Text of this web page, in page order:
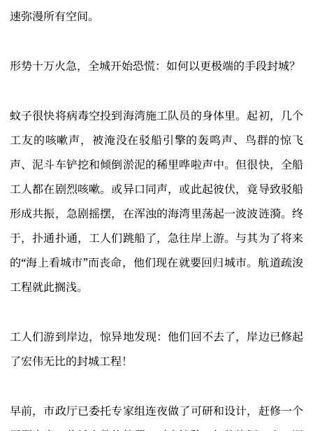
速弥漫所有空间。
形势十万火急，全城开始恐慌：如何以更极端的手段封城？
蚊子很快将病毒空投到海湾施工队员的身体里。起初，几个
工友的咳嗽声，被淹没在驳船引擎的轰鸣声、鸟群的惊飞
声、泥斗车铲挖和倾倒淤泥的稀里哗啦声中。但很快，全船
工人都在剧烈咳嗽。或异口同声，或此起彼伏，竟导致驳船
形成共振，急剧摇摆，在浑浊的海湾里荡起一波波涟漪。终
于，扑通扑通，工人们跳船了，急往岸上游。与其为了将来
的“海上看城市”而丧命，他们现在就要回归城市。航道疏浚
工程就此搁浅。
工人们游到岸边，惊异地发现：他们回不去了，岸边已修起
了宏伟无比的封城工程！
早前，市政厅已委托专家组连夜做了可研和设计，赶修一个